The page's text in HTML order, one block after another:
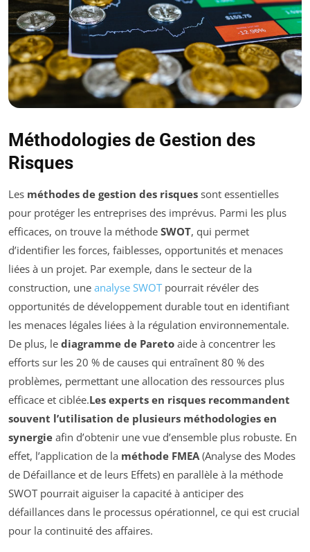
Méthodologies de Gestion des
Risques
Les méthodes de gestion des risques sont essentielles
pour protéger les entreprises des imprévus. Parmi les plus
efficaces, on trouve la méthode SWOT, qui permet
d’identifier les forces, faiblesses, opportunités et menaces
liées à un projet. Par exemple, dans le secteur de la
construction, une analyse SWOT pourrait révéler des
opportunités de développement durable tout en identifiant
les menaces légales liées à la régulation environnementale.
De plus, le diagramme de Pareto aide à concentrer les
efforts sur les 20 % de causes qui entraînent 80 % des
problèmes, permettant une allocation des ressources plus
efficace et ciblée.Les experts en risques recommandent
souvent l’utilisation de plusieurs méthodologies en
synergie afin d’obtenir une vue d’ensemble plus robuste. En
effet, l’application de la méthode FMEA(Analyse des Modes
de Défaillance et de leurs Effets) en parallèle à la méthode
SWOT pourrait aiguiser la capacité à anticiper des
défaillances dans le processus opérationnel, ce qui est crucial
pour la continuité des affaires.